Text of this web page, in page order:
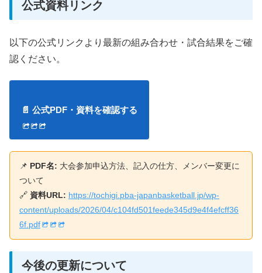
公式資料リンク
以下の公式リンクより最新の組み合わせ・試合結果をご確
認ください。
📄 公式PDF・資料を確認する
📌 PDF名: 大会参加申込方法、記入の仕方、メンバー変更に
ついて
🔗 資料URL: https://tochigi.pba-japanbasketball.jp/wp-
content/uploads/2026/04/c104fd501feede345d9e4f4efcff36
6f.pdf
今後の更新について